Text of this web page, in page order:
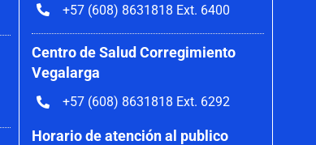
+57 (608) 8631818 Ext. 6400
Centro de Salud Corregimiento
Vegalarga
+57 (608) 8631818 Ext. 6292
Horario de atención al publico